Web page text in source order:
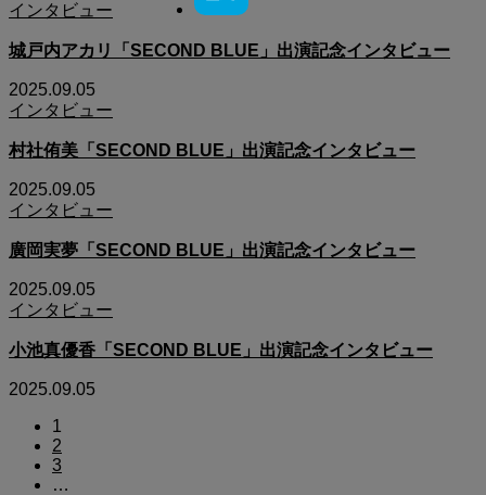
インタビュー
城戸内アカリ「SECOND BLUE」出演記念インタビュー
2025.09.05
インタビュー
村社侑美「SECOND BLUE」出演記念インタビュー
2025.09.05
インタビュー
廣岡実夢「SECOND BLUE」出演記念インタビュー
2025.09.05
インタビュー
小池真優香「SECOND BLUE」出演記念インタビュー
2025.09.05
1
2
3
…